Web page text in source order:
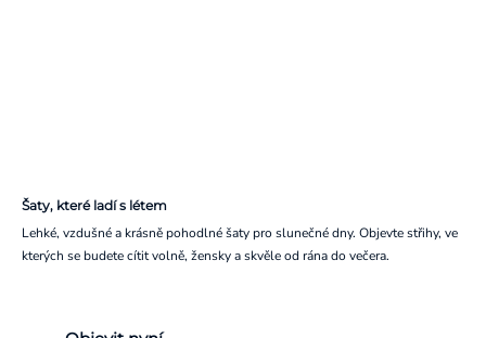
Šaty, které ladí s létem
Lehké, vzdušné a krásně pohodlné šaty pro slunečné dny. Objevte střihy, ve
kterých se budete cítit volně, žensky a skvěle od rána do večera.